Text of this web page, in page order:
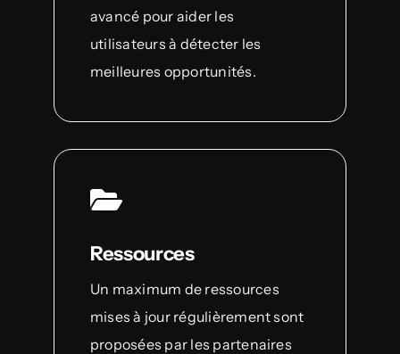
avancé pour aider les
utilisateurs à détecter les
meilleures opportunités.
Ressources
Un maximum de ressources
mises à jour régulièrement sont
proposées par les partenaires